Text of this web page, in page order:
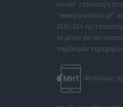
και κατ’ επέκταση η
“www.paraskhnio.gr”
2018/334 της Επιτροπής
τα μέτρα για την
παράνομου
Μοναδικός